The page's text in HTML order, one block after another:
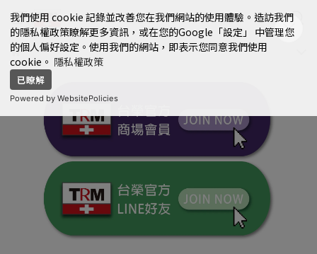
我們使用 cookie 記錄並改善您在我們網站的使用體驗。造訪我們
的隱私權政策瞭解更多資訊，或在您的Google「設定」 中管理您
的個人偏好設定。使用我們的網站，即表示您同意我們使用
cookie。 隱私權政策
已瞭解
Powered by WebsitePolicies